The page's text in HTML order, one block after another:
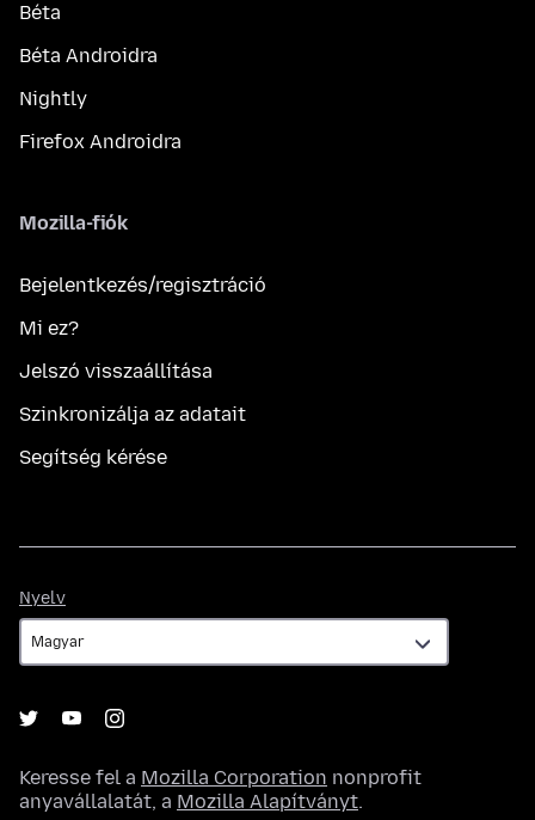
Béta
Béta Androidra
Nightly
Firefox Androidra
Mozilla-fiók
Bejelentkezés/regisztráció
Mi ez?
Jelszó visszaállítása
Szinkronizálja az adatait
Segítség kérése
Nyelv
Keresse fel a Mozilla Corporation nonprofit
anyavállalatát, a Mozilla Alapítványt.